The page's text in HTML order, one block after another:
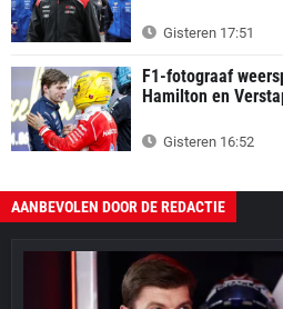
Gisteren 17:51
F1-fotograaf
Hamilton en
Gisteren 16:52
AANBEVOLEN DOOR DE REDACTIE